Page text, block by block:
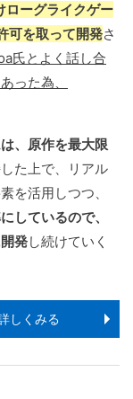
ローグライクゲー
可を取って開発さ
氏とよく話し合
った為、
、原作を最大限
た上で、リアル
を活用しつつ、
しているので、
発し続けていく
しくみる